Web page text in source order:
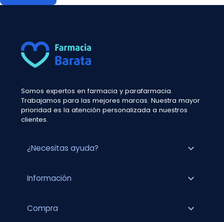
Somos expertos en farmacia y parafarmacia.
Trabajamos para las mejores marcas. Nuestra mayor
prioridad es la atención personalizada a nuestros
clientes.
¿Necesitas ayuda? expand_more
Información expand_more
Compra expand_more